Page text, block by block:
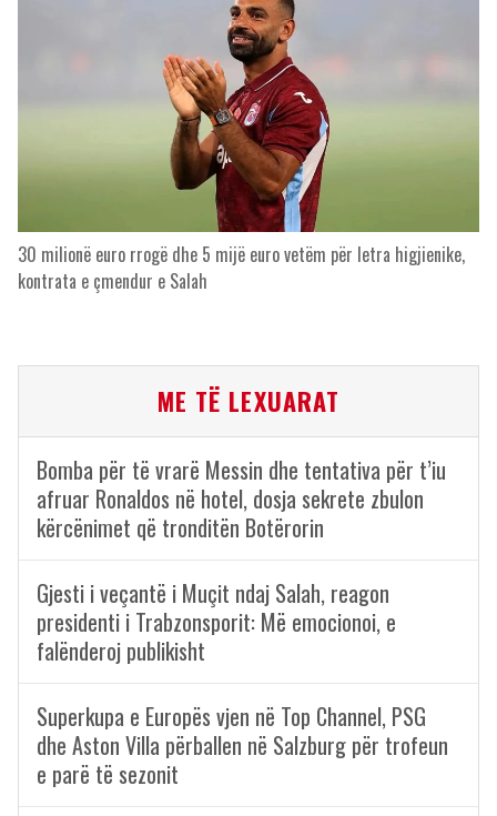
30 milionë euro rrogë dhe 5 mijë euro vetëm për letra higjienike,
kontrata e çmendur e Salah
ME TË LEXUARAT
Bomba për të vrarë Messin dhe tentativa për t’iu
afruar Ronaldos në hotel, dosja sekrete zbulon
kërcënimet që tronditën Botërorin
Gjesti i veçantë i Muçit ndaj Salah, reagon
presidenti i Trabzonsporit: Më emocionoi, e
falënderoj publikisht
Superkupa e Europës vjen në Top Channel, PSG
dhe Aston Villa përballen në Salzburg për trofeun
e parë të sezonit